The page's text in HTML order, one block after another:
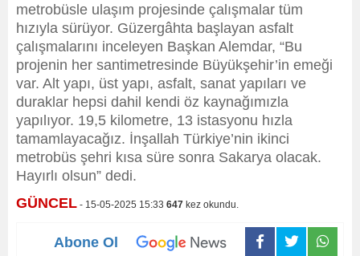
metrobüsle ulaşım projesinde çalışmalar tüm
hızıyla sürüyor. Güzergâhta başlayan asfalt
çalışmalarını inceleyen Başkan Alemdar, “Bu
projenin her santimetresinde Büyükşehir’in emeği
var. Alt yapı, üst yapı, asfalt, sanat yapıları ve
duraklar hepsi dahil kendi öz kaynağımızla
yapılıyor. 19,5 kilometre, 13 istasyonu hızla
tamamlayacağız. İnşallah Türkiye’nin ikinci
metrobüs şehri kısa süre sonra Sakarya olacak.
Hayırlı olsun” dedi.
GÜNCEL - 15-05-2025 15:33 647 kez okundu.
Abone Ol